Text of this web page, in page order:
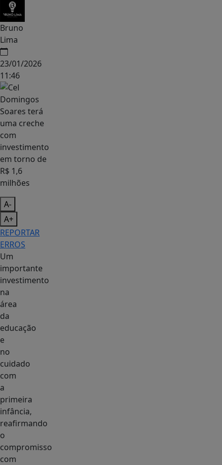
Bruno
Lima
23/01/2026
11:46
A-
A+
REPORTAR
ERROS
Um
importante
investimento
na
área
da
educação
e
no
cuidado
com
a
primeira
infância,
reafirmando
o
compromisso
com